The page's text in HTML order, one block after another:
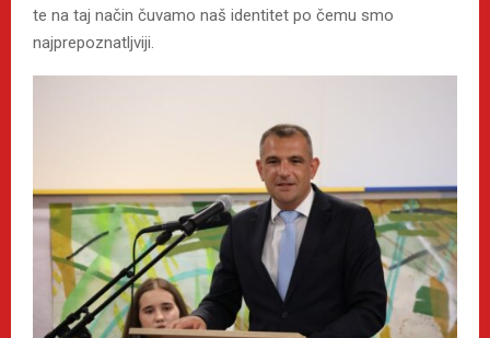
te na taj način čuvamo naš identitet po čemu smo
najprepoznatljviji.